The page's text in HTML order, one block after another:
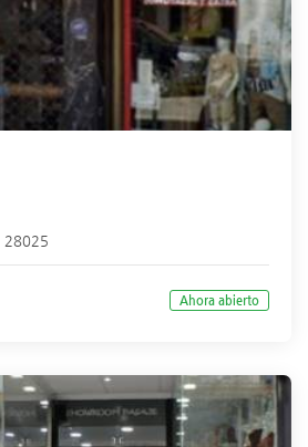
28025
Ahora abierto